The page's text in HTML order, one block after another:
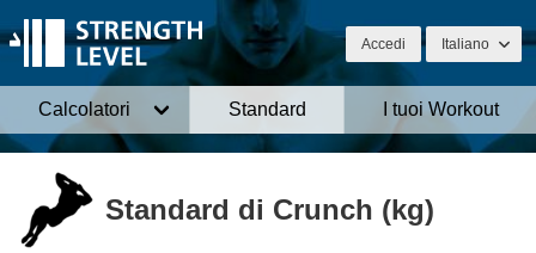
Accedi Italiano
Calcolatori Standard I tuoi Workout
Standard di Crunch (kg)